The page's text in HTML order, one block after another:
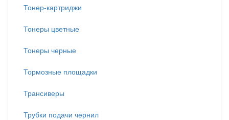
Тонер-картриджи
Тонеры цветные
Тонеры черные
Тормозные площадки
Трансиверы
Трубки подачи чернил